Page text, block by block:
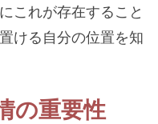
これが存在すること
ける自分の位置を知
の重要性